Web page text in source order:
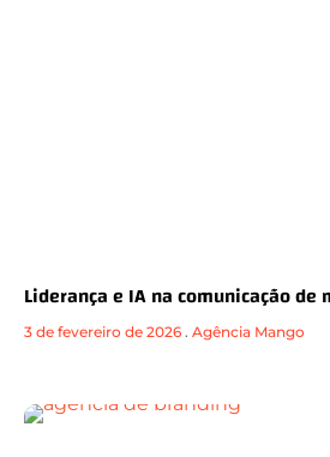
Liderança e IA na comunicação
3 de fevereiro de 2026 . Agência Mango